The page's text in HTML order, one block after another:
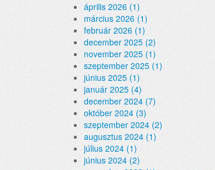
április 2026 (1)
március 2026 (1)
február 2026 (1)
december 2025 (2)
november 2025 (1)
szeptember 2025 (1)
június 2025 (1)
január 2025 (4)
december 2024 (7)
október 2024 (3)
szeptember 2024 (2)
augusztus 2024 (1)
július 2024 (1)
június 2024 (2)